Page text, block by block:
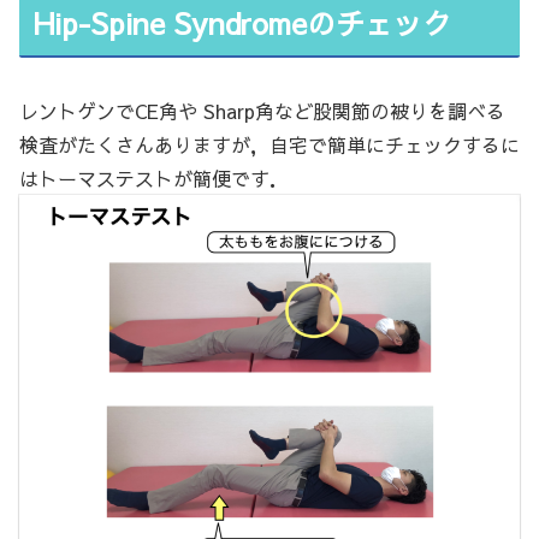
Hip-Spine Syndromeのチェック
レントゲンでCE角や Sharp角など股関節の被りを調べる
検査がたくさんありますが，自宅で簡単にチェックするに
はトーマステストが簡便です．